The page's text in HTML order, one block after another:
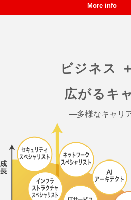
More info
ビジネス
広がるキ
―多様なキャリ